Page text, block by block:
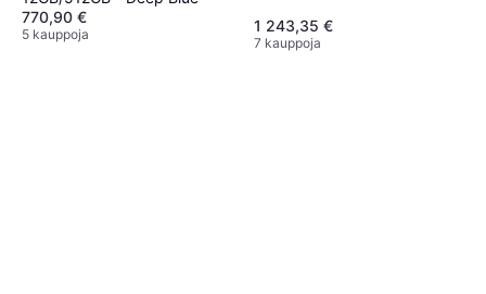
770,90 €
5 kauppoja 1 243,35 €
7 kauppoja